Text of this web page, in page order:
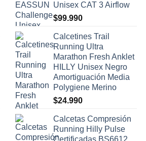
Unisex CAT 3 Airflow
$99.990
Calcetines Trail
Running Ultra
Marathon Fresh Anklet
HILLY Unisex Negro
Amortiguación Media
Polygiene Merino
$24.990
Calcetas Compresión
Running Hilly Pulse
Certificadas BS6612